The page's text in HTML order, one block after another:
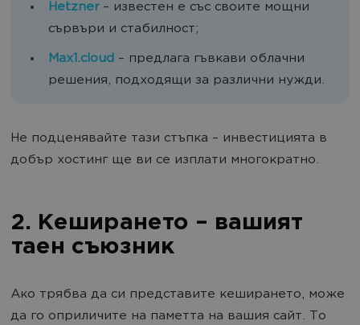
Hetzner– известен е със своите мощни
сървъри и стабилност;
Max1.cloud – предлага гъвкави облачни
решения, подходящи за различни нужди.
Не подценявайте тази стъпка – инвестицията в
добър хостинг ще ви се изплати многократно.
2. Кеширането – вашият
таен съюзник
Ако трябва да си представите кеширането, може
да го оприличите на паметта на вашия сайт. То